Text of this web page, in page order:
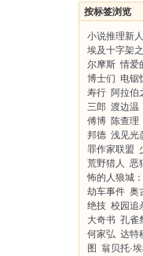
按标签浏览
小说推理新
埃及十字架
尔摩斯 情爱
博士们 电锯
寿行 阿拉伯
三郎 渡边温
傅博 陈查理
邦德 浅见光
罪作家联盟
荒野猎人 恶
怖的人狼城
劫车事件 奥
绝技 校园追
大奇书 孔雀
何家弘 达特
图 翁贝托·